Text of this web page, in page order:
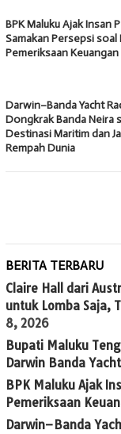
BPK Maluku Ajak Insan
Samakan Persepsi soal
Pemeriksaan
Darwin–Banda Yacht
Dongkrak Banda Neira
Destinasi Maritim dan
Rempah Dunia
BERITA TERBARU
Claire Hall dari
untuk Lomba Saja,
8, 2026
Bupati Maluku
Darwin Banda
BPK Maluku Ajak
Pemeriksaan
Darwin–Banda